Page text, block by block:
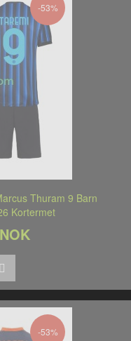
-53%
Thuram 9 Barn
Kortermet
-53%